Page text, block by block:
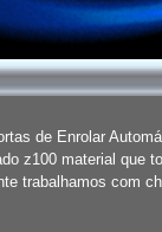
de Enrolar
z100 material que
trabalhamos com